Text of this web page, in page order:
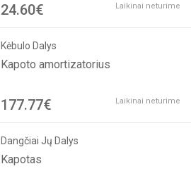
24.60€ Laikinai neturime
Kėbulo Dalys
Kapoto amortizatorius
177.77€ Laikinai neturime
Dangčiai Jų Dalys
Kapotas